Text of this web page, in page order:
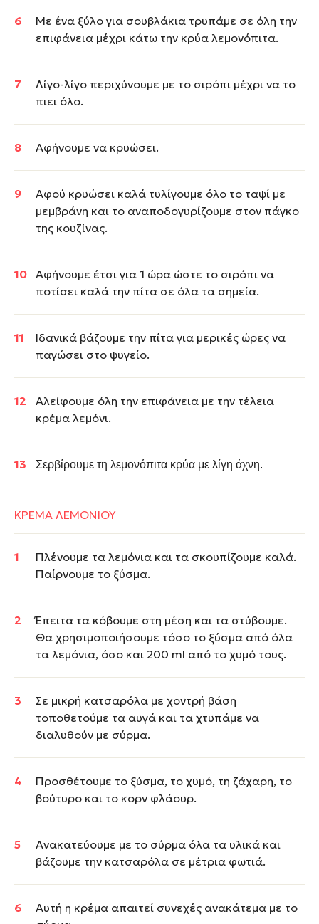
Με ένα ξύλο για σουβλάκια τρυπάμε σε όλη την
επιφάνεια μέχρι κάτω την κρύα λεμονόπιτα.
Λίγο-λίγο περιχύνουμε με το σιρόπι μέχρι να το
πιει όλο.
Αφήνουμε να κρυώσει.
Αφού κρυώσει καλά τυλίγουμε όλο το ταψί με
μεμβράνη και το αναποδογυρίζουμε στον πάγκο
της κουζίνας.
Αφήνουμε έτσι για 1 ώρα ώστε το σιρόπι να
ποτίσει καλά την πίτα σε όλα τα σημεία.
Ιδανικά βάζουμε την πίτα για μερικές ώρες να
παγώσει στο ψυγείο.
Αλείφουμε όλη την επιφάνεια με την τέλεια
κρέμα λεμόνι.
Σερβίρουμε τη λεμονόπιτα κρύα με λίγη άχνη.
ΚΡΕΜΑ ΛΕΜΟΝΙΟΥ
Πλένουμε τα λεμόνια και τα σκουπίζουμε καλά.
Παίρνουμε το ξύσμα.
Έπειτα τα κόβουμε στη μέση και τα στύβουμε.
Θα χρησιμοποιήσουμε τόσο το ξύσμα από όλα
τα λεμόνια, όσο και 200 ml από το χυμό τους.
Σε μικρή κατσαρόλα με χοντρή βάση
τοποθετούμε τα αυγά και τα χτυπάμε να
διαλυθούν με σύρμα.
Προσθέτουμε το ξύσμα, το χυμό, τη ζάχαρη, το
βούτυρο και το κορν φλάουρ.
Ανακατεύουμε με το σύρμα όλα τα υλικά και
βάζουμε την κατσαρόλα σε μέτρια φωτιά.
Αυτή η κρέμα απαιτεί συνεχές ανακάτεμα με το